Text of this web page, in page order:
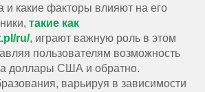
и какие факторы влияют на его
такие как
ru/, играют важную роль в этом
пользователям возможность
доллары США и обратно.
варьируя в зависимости